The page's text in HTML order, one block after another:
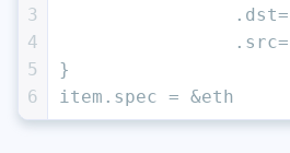
3
4
5
6
}
item.spec = &eth